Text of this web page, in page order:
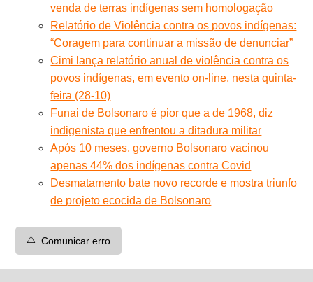
venda de terras indígenas sem homologação
Relatório de Violência contra os povos indígenas:
“Coragem para continuar a missão de denunciar”
Cimi lança relatório anual de violência contra os
povos indígenas, em evento on-line, nesta quinta-
feira (28-10)
Funai de Bolsonaro é pior que a de 1968, diz
indigenista que enfrentou a ditadura militar
Após 10 meses, governo Bolsonaro vacinou
apenas 44% dos indígenas contra Covid
Desmatamento bate novo recorde e mostra triunfo
de projeto ecocida de Bolsonaro
⚠️ Comunicar erro